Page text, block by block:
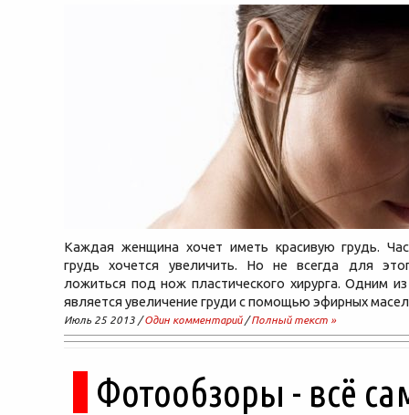
Каждая женщина хочет иметь красивую грудь.
грудь хочется увеличить. Но не всегда для
ложиться под нож пластического хирурга. Одним
является увеличение груди с помощью эфирных масел
Июль 25 2013 /Один комментарий/Полный текст »
Фотообзоры - всё